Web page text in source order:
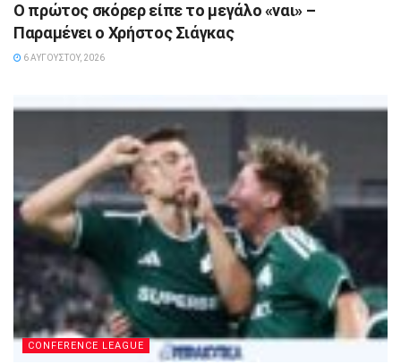
Ο πρώτος σκόρερ είπε το μεγάλο «ναι» –
Παραμένει ο Χρήστος Σιάγκας
6 ΑΥΓΟΎΣΤΟΥ, 2026
CONFERENCE LEAGUE